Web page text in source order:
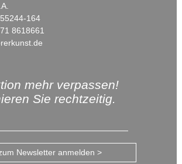
164
8618661
mehr verpassen!
Sie rechtzeitig.
Newsletter anmelden >